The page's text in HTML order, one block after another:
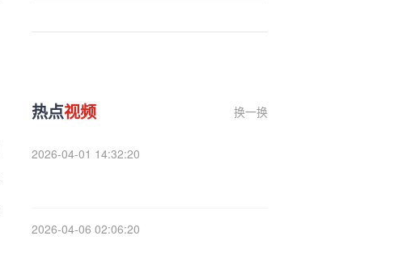
热点视频 换一换
2026-04-01 14:32:20
2026-04-06 02:06:20